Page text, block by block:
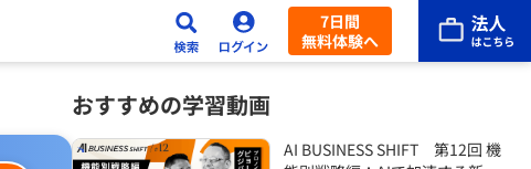
7日間
無料体験へ
おすすめの学習動画
AI BUSINESS SHIFT 第12回 機